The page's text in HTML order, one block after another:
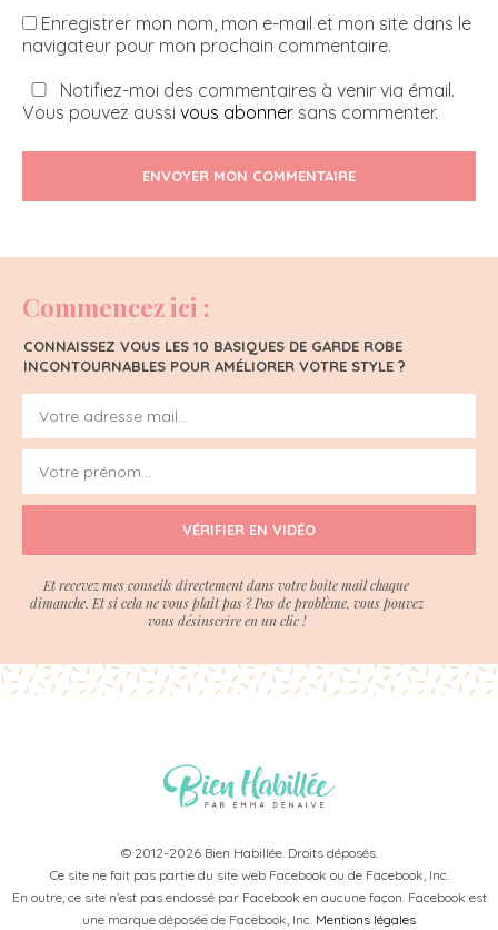
Enregistrer mon nom, mon e-mail et mon site dans le
navigateur pour mon prochain commentaire.
Notifiez-moi des commentaires à venir via émail.
Vous pouvez aussi vous abonner sans commenter.
ENVOYER MON COMMENTAIRE
Commencez ici :
CONNAISSEZ VOUS LES 10 BASIQUES DE GARDE ROBE
INCONTOURNABLES POUR AMÉLIORER VOTRE STYLE ?
VÉRIFIER EN VIDÉO
Et recevez mes conseils directement dans votre boite mail chaque
dimanche. Et si cela ne vous plait pas ? Pas de problème, vous pouvez
vous désinscrire en un clic !
© 2012-2026 Bien Habillée. Droits déposés.
Ce site ne fait pas partie du site web Facebook ou de Facebook, Inc.
En outre, ce site n’est pas endossé par Facebook en aucune façon. Facebook est
une marque déposée de Facebook, Inc. Mentions légales